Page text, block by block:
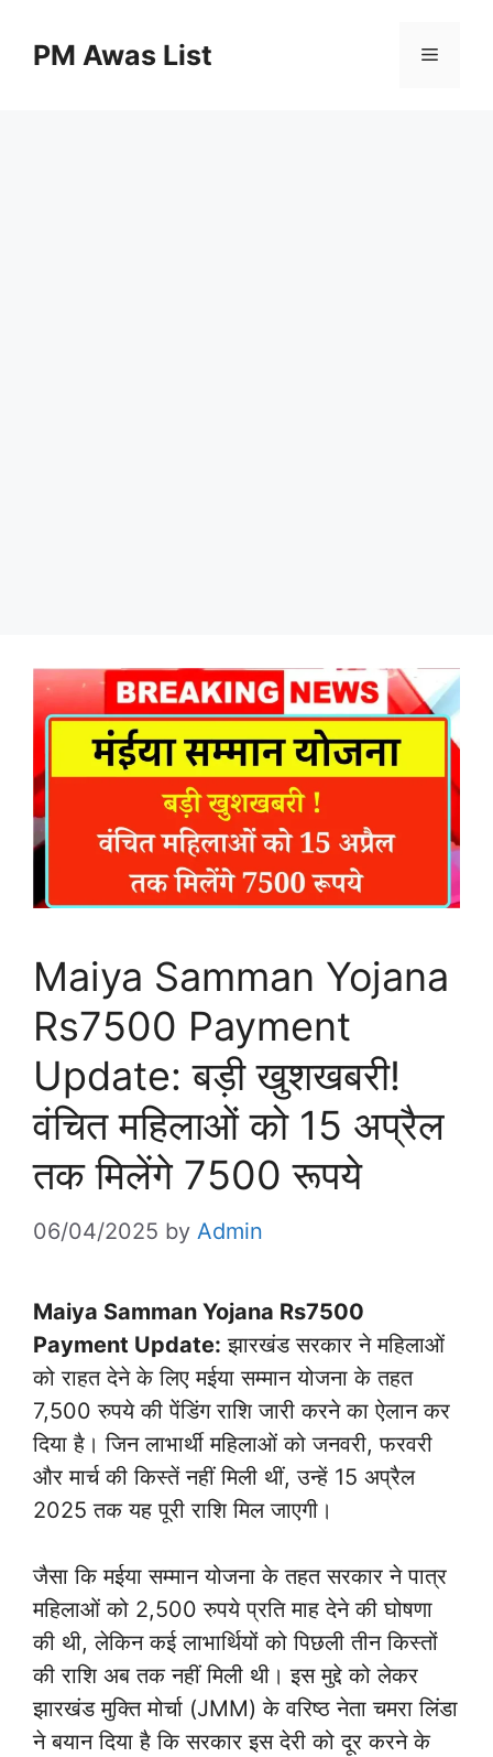
PM Awas List Menu
Maiya Samman Yojana
Rs7500 Payment
Update: बड़ी खुशखबरी!
वंचित महिलाओं को 15 अप्रैल
तक मिलेंगे 7500 रूपये
06/04/2025 by Admin
Maiya Samman Yojana Rs7500
Payment Update: झारखंड सरकार ने महिलाओं
को राहत देने के लिए मईया सम्मान योजना के तहत
7,500 रुपये की पेंडिंग राशि जारी करने का ऐलान कर
दिया है। जिन लाभार्थी महिलाओं को जनवरी, फरवरी
और मार्च की किस्तें नहीं मिली थीं, उन्हें 15 अप्रैल
2025 तक यह पूरी राशि मिल जाएगी।
जैसा कि मईया सम्मान योजना के तहत सरकार ने पात्र
महिलाओं को 2,500 रुपये प्रति माह देने की घोषणा
की थी, लेकिन कई लाभार्थियों को पिछली तीन किस्तों
की राशि अब तक नहीं मिली थी। इस मुद्दे को लेकर
झारखंड मुक्ति मोर्चा (JMM) के वरिष्ठ नेता चमरा लिंडा
ने बयान दिया है कि सरकार इस देरी को दूर करने के